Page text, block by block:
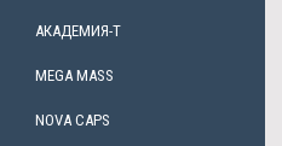
АКАДЕМИЯ-Т
MEGA MASS
NOVA CAPS